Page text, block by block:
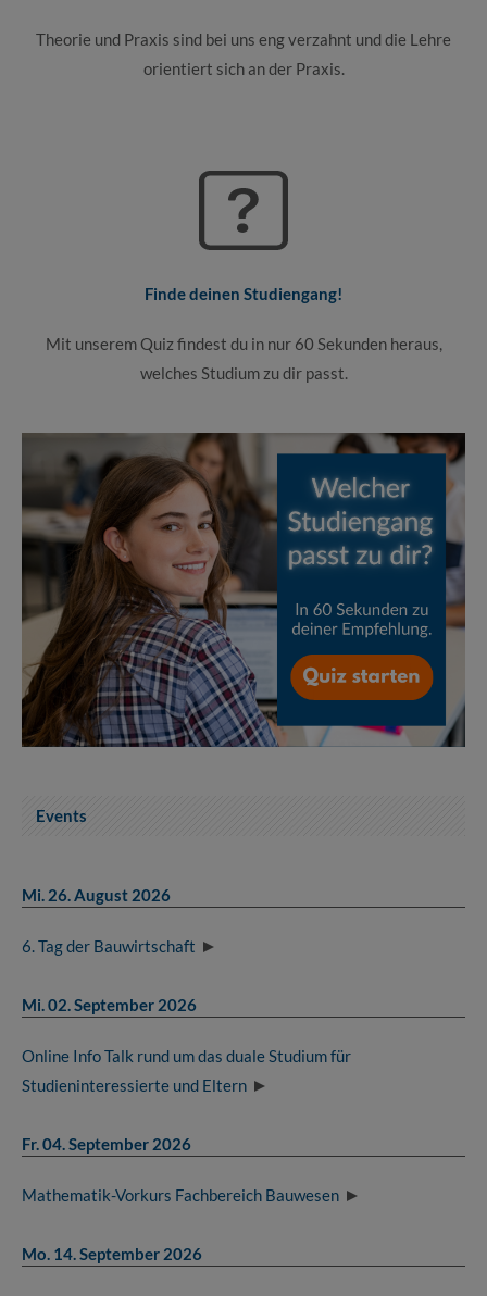
Theorie und Praxis sind bei uns eng verzahnt und die Lehre
orientiert sich an der Praxis.
Finde deinen Studiengang!
Mit unserem Quiz findest du in nur 60 Sekunden heraus,
welches Studium zu dir passt.
Events
Mi. 26. August 2026
6. Tag der Bauwirtschaft
Mi. 02. September 2026
Online Info Talk rund um das duale Studium für
Studieninteressierte und Eltern
Fr. 04. September 2026
Mathematik-Vorkurs Fachbereich Bauwesen
Mo. 14. September 2026